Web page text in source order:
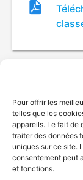
Pour offrir les
telles que les
appareils. Le fait de
traiter des données
uniques sur ce site.
consentement peut
et fonctions.
de
©